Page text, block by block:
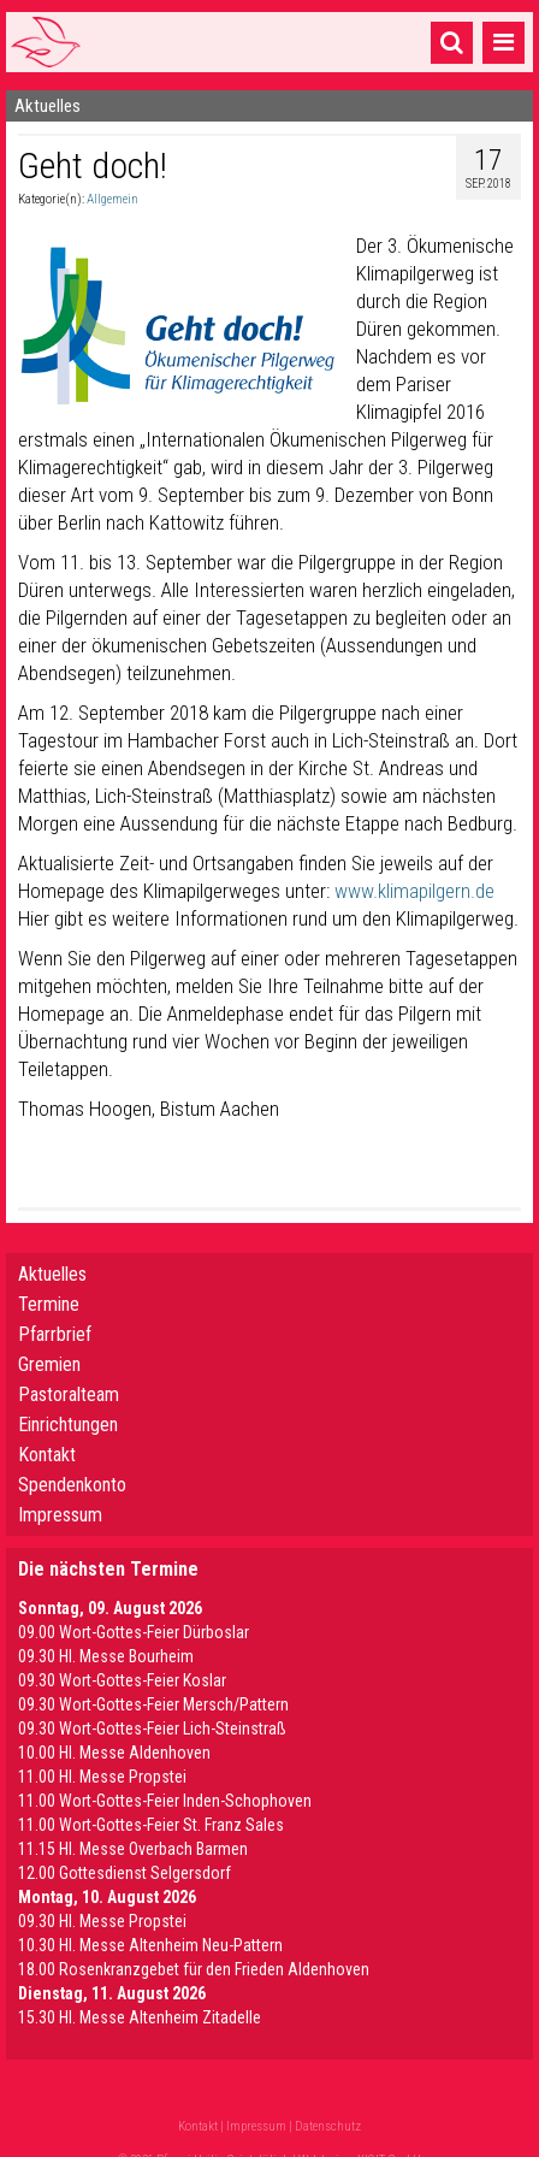
Startseite
1 Pfarrei
16 Gemeinden & mehr
Gottesdienste & Sinnsuche
Sakramente & Feste
Gemeinschaft & Soziales
Musik& Kultur
Seelsorge & Kontakt
Aktuelles
17
SEP. 2018
Geht doch!
Kategorie(n):Allgemein
Der 3. Ökumenische
Klimapilgerweg ist
durch die Region
Düren gekommen.
Nachdem es vor
dem Pariser
Klimagipfel 2016
erstmals einen „Internationalen Ökumenischen Pilgerweg für
Klimagerechtigkeit“ gab, wird in diesem Jahr der 3. Pilgerweg
dieser Art vom 9. September bis zum 9. Dezember von Bonn
über Berlin nach Kattowitz führen.
Vom 11. bis 13. September war die Pilgergruppe in der Region
Düren unterwegs. Alle Interessierten waren herzlich eingeladen,
die Pilgernden auf einer der Tagesetappen zu begleiten oder an
einer der ökumenischen Gebetszeiten (Aussendungen und
Abendsegen) teilzunehmen.
Am 12. September 2018 kam die Pilgergruppe nach einer
Tagestour im Hambacher Forst auch in Lich-Steinstraß an. Dort
feierte sie einen Abendsegen in der Kirche St. Andreas und
Matthias, Lich-Steinstraß (Matthiasplatz) sowie am nächsten
Morgen eine Aussendung für die nächste Etappe nach Bedburg.
Aktualisierte Zeit- und Ortsangaben finden Sie jeweils auf der
Homepage des Klimapilgerweges unter: www.klimapilgern.de
Hier gibt es weitere Informationen rund um den Klimapilgerweg.
Wenn Sie den Pilgerweg auf einer oder mehreren Tagesetappen
mitgehen möchten, melden Sie Ihre Teilnahme bitte auf der
Homepage an. Die Anmeldephase endet für das Pilgern mit
Übernachtung rund vier Wochen vor Beginn der jeweiligen
Teiletappen.
Thomas Hoogen, Bistum Aachen
Aktuelles
Termine
Pfarrbrief
Gremien
Pastoralteam
Einrichtungen
Kontakt
Spendenkonto
Impressum
Die nächsten Termine
Sonntag, 09. August 2026
09.00 Wort-Gottes-Feier Dürboslar
09.30 HI. Messe Bourheim
09.30 Wort-Gottes-Feier Koslar
09.30 Wort-Gottes-Feier Mersch/Pattern
09.30 Wort-Gottes-Feier Lich-Steinstraß
10.00 Hl. Messe Aldenhoven
11.00 Hl. Messe Propstei
11.00 Wort-Gottes-Feier Inden-Schophoven
11.00 Wort-Gottes-Feier St. Franz Sales
11.15 Hl. Messe Overbach Barmen
12.00 Gottesdienst Selgersdorf
Montag, 10. August 2026
09.30 Hl. Messe Propstei
10.30 Hl. Messe Altenheim Neu-Pattern
18.00 Rosenkranzgebet für den Frieden Aldenhoven
Dienstag, 11. August 2026
15.30 Hl. Messe Altenheim Zitadelle
Kontakt | Impressum | Datenschutz